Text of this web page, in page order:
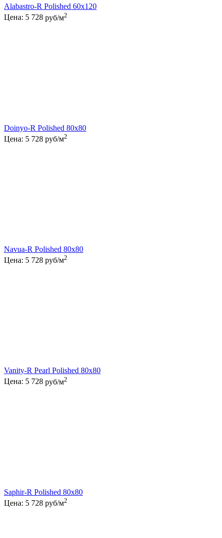
Alabastro-R Polished 60x120
Цена: 5 728 руб/м2
Doinyo-R Polished 80x80
Цена: 5 728 руб/м2
Navua-R Polished 80x80
Цена: 5 728 руб/м2
Vanity-R Pearl Polished 80x80
Цена: 5 728 руб/м2
Saphir-R Polished 80x80
Цена: 5 728 руб/м2